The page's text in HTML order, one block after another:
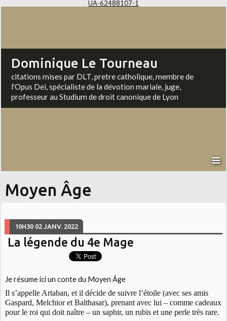
UA-62488107-1
Dominique Le Tourneau
citations mises par DLT, pretre catholique, membre de
l'Opus Dei, spécialiste de la dévotion mariale, juge,
professeur au Studium de droit canonique de Lyon
Moyen Âge
10H30 02 JANV. 2022
La légende du 4e Mage
Je résume ici un conte du Moyen Âge
Il s’appelle Artaban, et il décide de suivre l’étoile (avec ses amis
Gaspard, Melchior et Balthasar), prenant avec lui – comme cadeaux
pour le roi qui doit naître – un saphir, un rubis et une perle très rare.